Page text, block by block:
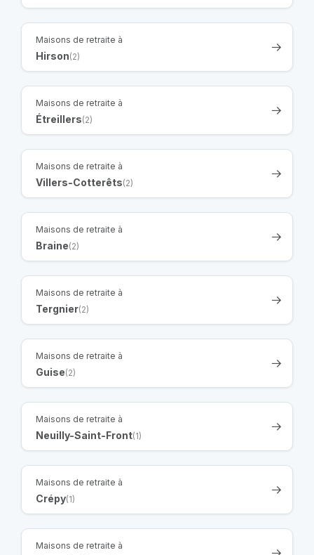
Maisons de retraite à
Hirson(2)
Maisons de retraite à
Étreillers(2)
Maisons de retraite à
Villers-Cotterêts(2)
Maisons de retraite à
Braine(2)
Maisons de retraite à
Tergnier(2)
Maisons de retraite à
Guise(2)
Maisons de retraite à
Neuilly-Saint-Front(1)
Maisons de retraite à
Crépy(1)
Maisons de retraite à